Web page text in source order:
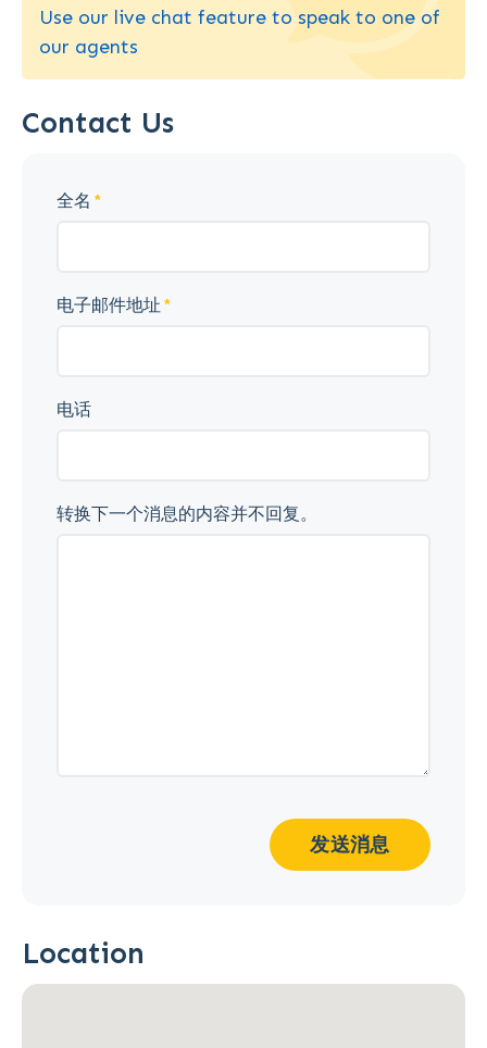
Use our live chat feature to speak to one of
our agents
Contact Us
全名
电子邮件地址
电话
转换下一个消息的内容并不回复。
发送消息
Location